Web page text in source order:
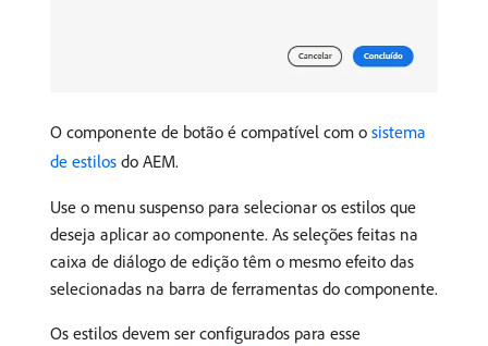
O componente de botão é compatível com o sistema
de estilos do AEM.
Use o menu suspenso para selecionar os estilos que
deseja aplicar ao componente. As seleções feitas na
caixa de diálogo de edição têm o mesmo efeito das
selecionadas na barra de ferramentas do componente.
Os estilos devem ser configurados para esse